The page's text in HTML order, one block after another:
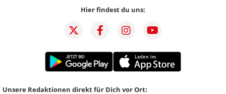
Hier findest du uns:
Unsere Redaktionen direkt für Dich vor Ort: